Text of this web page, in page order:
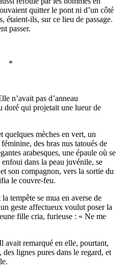
quitter le pont ni d’un côté
étaient-ils, sur ce lieu de passage.
passer.
*
n’avait pas d’anneau
doré qui projetait une lueur de
quelques mèches en vert, un
des bras nus tatoués de
arabesques, une épaule où se
dans la peau juvénile, se
son compagnon, vers la sortie du
le couvre-feu.
tempête se mua en averse de
geste affectueux voulut poser la
fille cria, furieuse : « Ne me
avait remarqué en elle, pourtant,
des lignes pures dans le regard, et